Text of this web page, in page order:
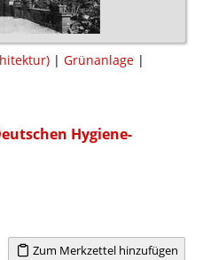
| Grünanlage |
Hygiene-
Zum Merkzettel hinzufügen